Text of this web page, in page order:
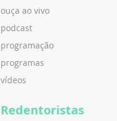
ouça ao vivo
podcast
programação
programas
vídeos
Redentoristas